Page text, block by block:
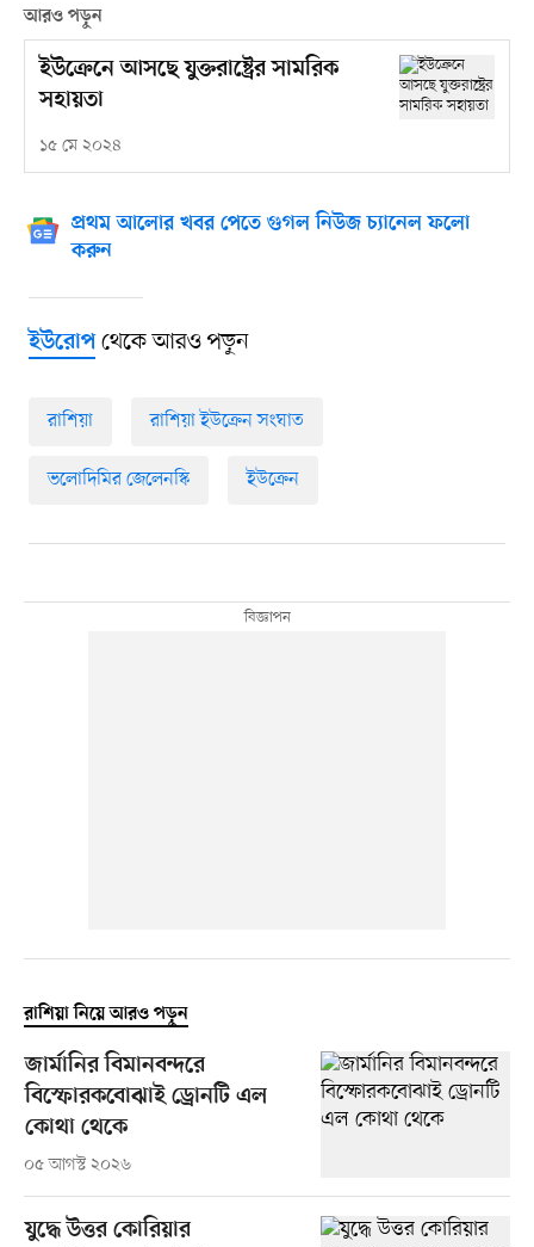
আরও পড়ুন
ইউক্রেনে আসছে যুক্তরাষ্ট্রের সামরিক
সহায়তা
১৫ মে ২০২৪
প্রথম আলোর খবর পেতে গুগল নিউজ চ্যানেল ফলো
করুন
ইউরোপথেকে আরও পড়ুন
রাশিয়া রাশিয়া ইউক্রেন সংঘাত
ভলোদিমির জেলেনস্কি ইউক্রেন
রাশিয়া নিয়ে আরও পড়ুন
জার্মানির বিমানবন্দরে
বিস্ফোরকবোঝাই ড্রোনটি এল
কোথা থেকে
০৫ আগস্ট ২০২৬
যুদ্ধে উত্তর কোরিয়ার